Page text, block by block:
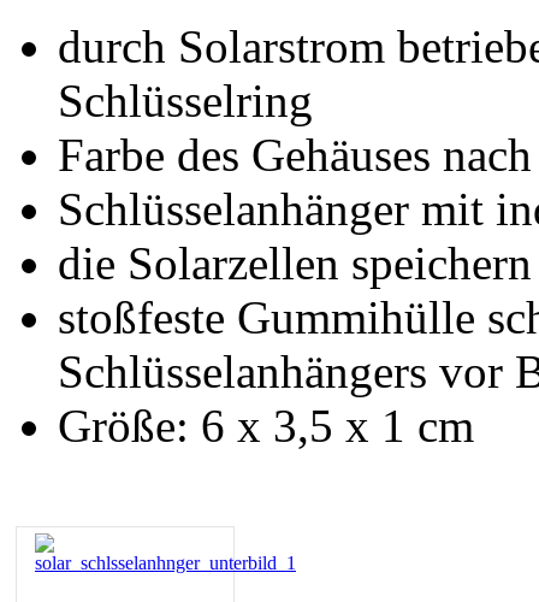
durch Solarstrom
Schlüsselring
Farbe des Gehäuses
Schlüsselanhänger mit
die Solarzellen
stoßfeste Gummihülle
Schlüsselanhängers vor
Größe: 6 x 3,5 x 1 cm